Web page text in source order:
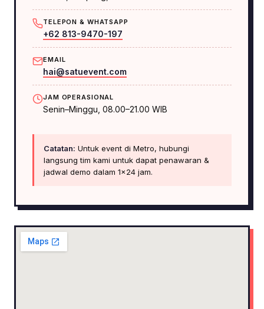
TELEPON & WHATSAPP
+62 813-9470-197
EMAIL
hai@satuevent.com
JAM OPERASIONAL
Senin–Minggu, 08.00–21.00 WIB
Catatan: Untuk event di Metro, hubungi
langsung tim kami untuk dapat penawaran &
jadwal demo dalam 1×24 jam.